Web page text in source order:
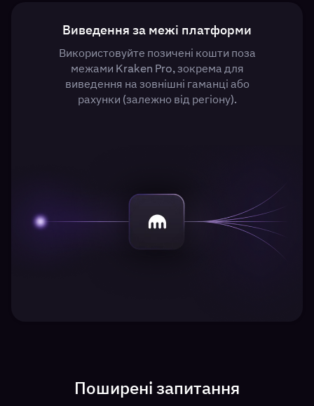
Виведення за межі платформи
Використовуйте позичені кошти поза
межами Kraken Pro, зокрема для
виведення на зовнішні гаманці або
рахунки (залежно від регіону).
Поширені запитання